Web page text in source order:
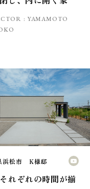
: YAMAMOTO
浜松市 K様邸
れぞれの時間が揃